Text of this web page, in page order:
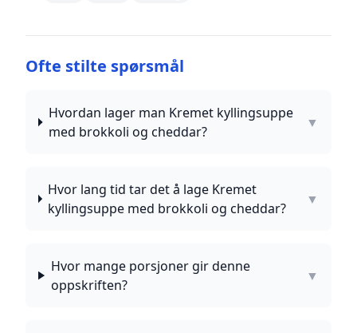
Ofte stilte spørsmål
Hvordan lager man Kremet kyllingsuppe
med brokkoli og cheddar?
▼
Hvor lang tid tar det å lage Kremet
kyllingsuppe med brokkoli og cheddar?
▼
Hvor mange porsjoner gir denne
oppskriften?
▼